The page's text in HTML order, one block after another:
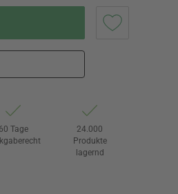
60 Tage
24.000
Produkte
lagernd